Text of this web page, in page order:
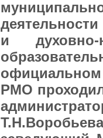
и духовно-
официальном
РМО